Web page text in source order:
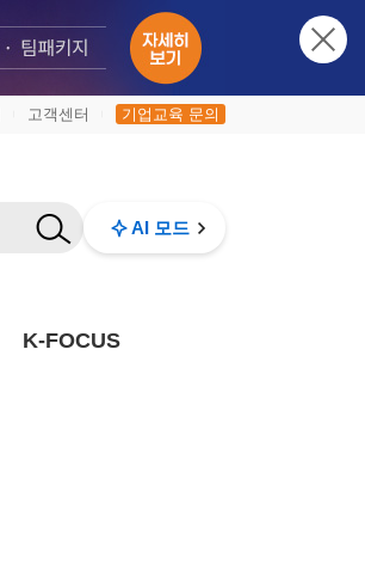
고객센터 기업교육 문의
AI 모드
K-FOCUS